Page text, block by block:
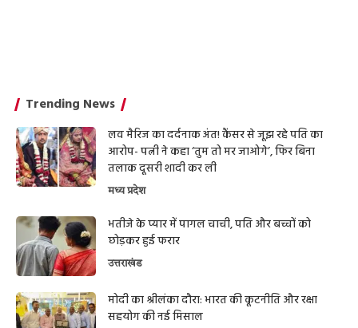
Trending News
लव मैरिज का दर्दनाक अंत! कैंसर से जूझ रहे पति का
आरोप- पत्नी ने कहा ‘तुम तो मर जाओगे’, फिर बिना
तलाक दूसरी शादी कर ली
मध्य प्रदेश
भतीजे के प्यार में पागल चाची, पति और बच्चों को
छोड़कर हुई फरार
उत्तराखंड
मोदी का श्रीलंका दौरा: भारत की कूटनीति और रक्षा
सहयोग की नई मिसाल